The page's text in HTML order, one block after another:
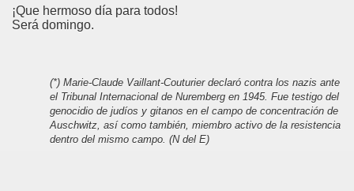
¡Que hermoso día para todos!
Será domingo.
(*) Marie-Claude Vaillant-Couturier declaró contra los nazis ante
el Tribunal Internacional de Nuremberg en 1945. Fue testigo del
genocidio de judíos y gitanos en el campo de concentración de
Auschwitz, así como también, miembro activo de la resistencia
dentro del mismo campo. (N del E)